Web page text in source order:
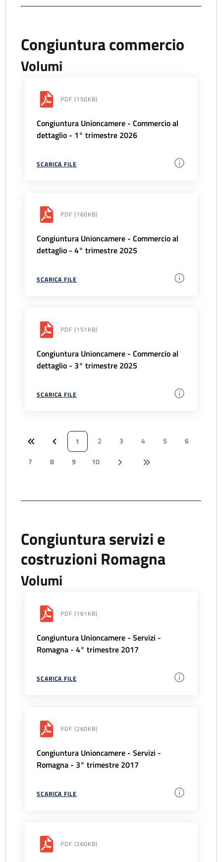
Congiuntura commercio
Volumi
PDF (150KB)
Congiuntura Unioncamere - Commercio al
dettaglio - 1° trimestre 2026
SCARICA FILE
PDF (160KB)
Congiuntura Unioncamere - Commercio al
dettaglio - 4° trimestre 2025
SCARICA FILE
PDF (151KB)
Congiuntura Unioncamere - Commercio al
dettaglio - 3° trimestre 2025
SCARICA FILE
1 2 3 4 5
6
7
8 9 10
Congiuntura servizi e
costruzioni Romagna
Volumi
PDF (161KB)
Congiuntura Unioncamere - Servizi -
Romagna - 4° trimestre 2017
SCARICA FILE
PDF (260KB)
Congiuntura Unioncamere - Servizi -
Romagna - 3° trimestre 2017
SCARICA FILE
PDF (260KB)